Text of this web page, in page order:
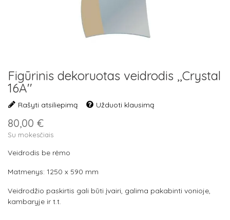
Figūrinis dekoruotas veidrodis ,,Crystal
16A''
Rašyti atsiliepimą Užduoti klausimą
80,00 €
Su mokesčiais
Veidrodis be rėmo
Matmenys: 1250 x 590 mm
Veidrodžio paskirtis gali būti įvairi, galima pakabinti vonioje,
kambaryje ir t.t.